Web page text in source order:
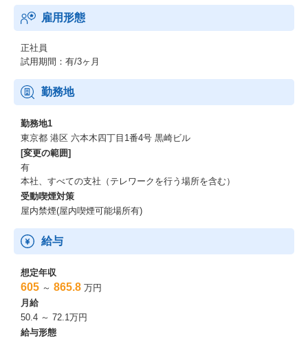
- 新たな知識を早期にキャッチアップし、咀嚼した上で行動に移す
ことができる方
- 顧客との関係性を築き、複雑な交渉を円滑に進め、案件を確実に
クロージングできる交渉力と推進力を兼ね備えた方
- チームワークを大切にし、共に成長できる: 多様なバックグラウ
チームの一員として協力し、目標達成を目指すことのできる方
- 変化を恐れず、新しいことに挑戦できる: 革新的なサービスを世
の中に広めることに貢献したい方
- 顧客志向のある方（顧客の成功を第一に考え、長期的な関係構築
を目指す。あらゆる手段を用いて顧客の成功に導ける方）
- 高いコミュニケーション能力をお持ちの方（様々なステークホル
ダーと円滑にコミュニケーションが取れる方）
- データ分析力のある方（顧客データや市場データを分析し、戦略
的な営業活動に活かすことができる方）
- 組織づくりに興味があり、新しいチームを創っていくことに貢献
したい方
雇用形態
正社員
試用期間：有/3ヶ月
勤務地
勤務地1
東京都 港区 六本木四丁目1番4号 黒崎ビル
[変更の範囲]
有
本社、すべての支社（テレワークを行う場所を含む）
受動喫煙対策
屋内禁煙(屋内喫煙可能場所有)
給与
想定年収
605 ～ 865.8 万円
月給
50.4 ～ 72.1万円
給与形態